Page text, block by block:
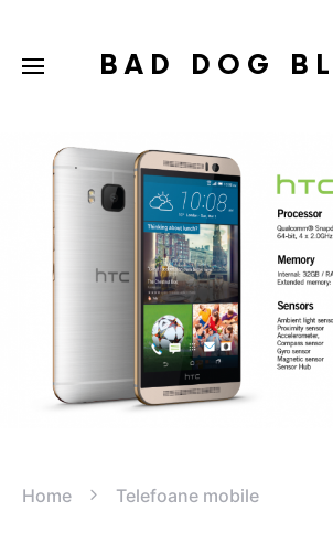
BAD DOG
Home Telefoane mobile